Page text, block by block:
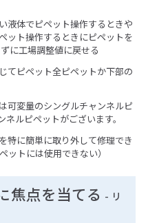
液体でピペット操作するときや
ット操作するときにピペットを
に工場調整値に戻せる
てピペット全ピペットか下部の
可変量のシングルチャンネルピ
ルピペットがございます。
特に簡単に取り外して修理でき
ットには使用できない）
焦点を当てる - リ